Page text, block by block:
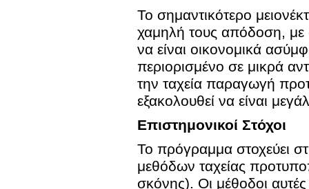
Το σημαντικότερο
χαμηλή τους απόδοση, με
να είναι οικονομικά
περιορισμένο σε μικρά
την ταχεία παραγωγή
εξακολουθεί να είναι
Επιστημονικοί Στόχοι
Το πρόγραμμα στοχεύει
μεθόδων ταχείας
σκόνης). Οι μέθοδοι